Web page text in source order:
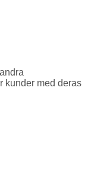
kunder med deras